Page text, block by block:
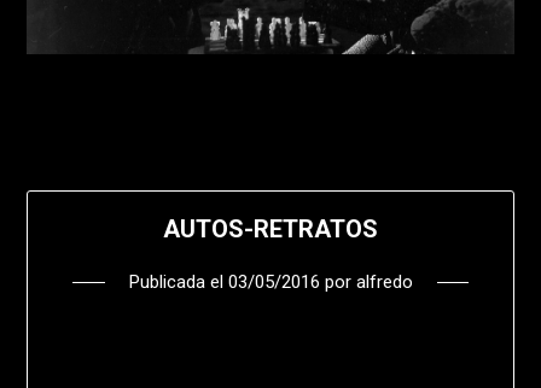
AUTOS-RETRATOS
Publicada el 03/05/2016 por alfredo